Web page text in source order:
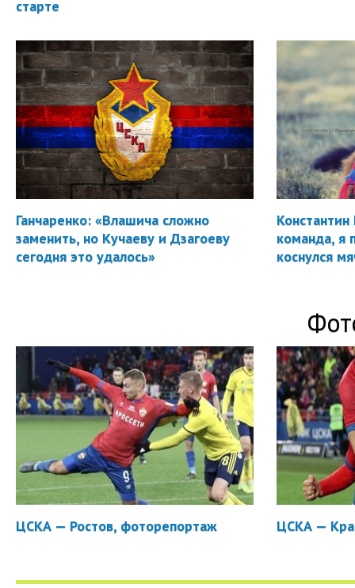
старте
Ганчаренко: «Влашича сложно
заменить, но Кучаеву и Дзагоеву
сегодня это удалось»
Константин
команда, я
коснулся
ЦСКА — Ростов, фоторепортаж ЦСКА —